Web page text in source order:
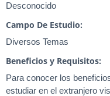
Desconocido
Campo De Estudio:
Diversos Temas
Beneficios y Requisitos:
Para conocer los
estudiar en el extranjero